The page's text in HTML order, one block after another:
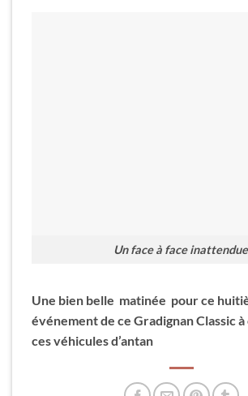
Un face à face
Une bien belle matinée pour ce
événement de ce Gradignan Classic
ces véhicules d’antan